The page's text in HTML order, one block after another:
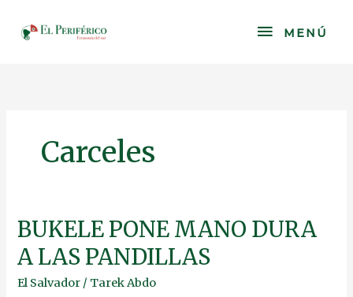
content
MENÚ
MENÚ
Carceles
BUKELE PONE MANO DURA
A LAS PANDILLAS
El Salvador / Tarek Abdo
BUKELE
PONE
MANO
A